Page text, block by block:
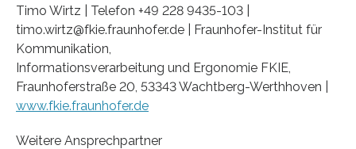
Timo Wirtz | Telefon +49 228 9435-103 |
timo.wirtz@fkie.fraunhofer.de | Fraunhofer-Institut für
Kommunikation,
Informationsverarbeitung und Ergonomie FKIE,
Fraunhoferstraße 20, 53343 Wachtberg-Werthhoven |
www.fkie.fraunhofer.de
Weitere Ansprechpartner